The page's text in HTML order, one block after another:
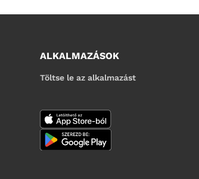
ALKALMAZÁSOK
Töltse le az alkalmazást